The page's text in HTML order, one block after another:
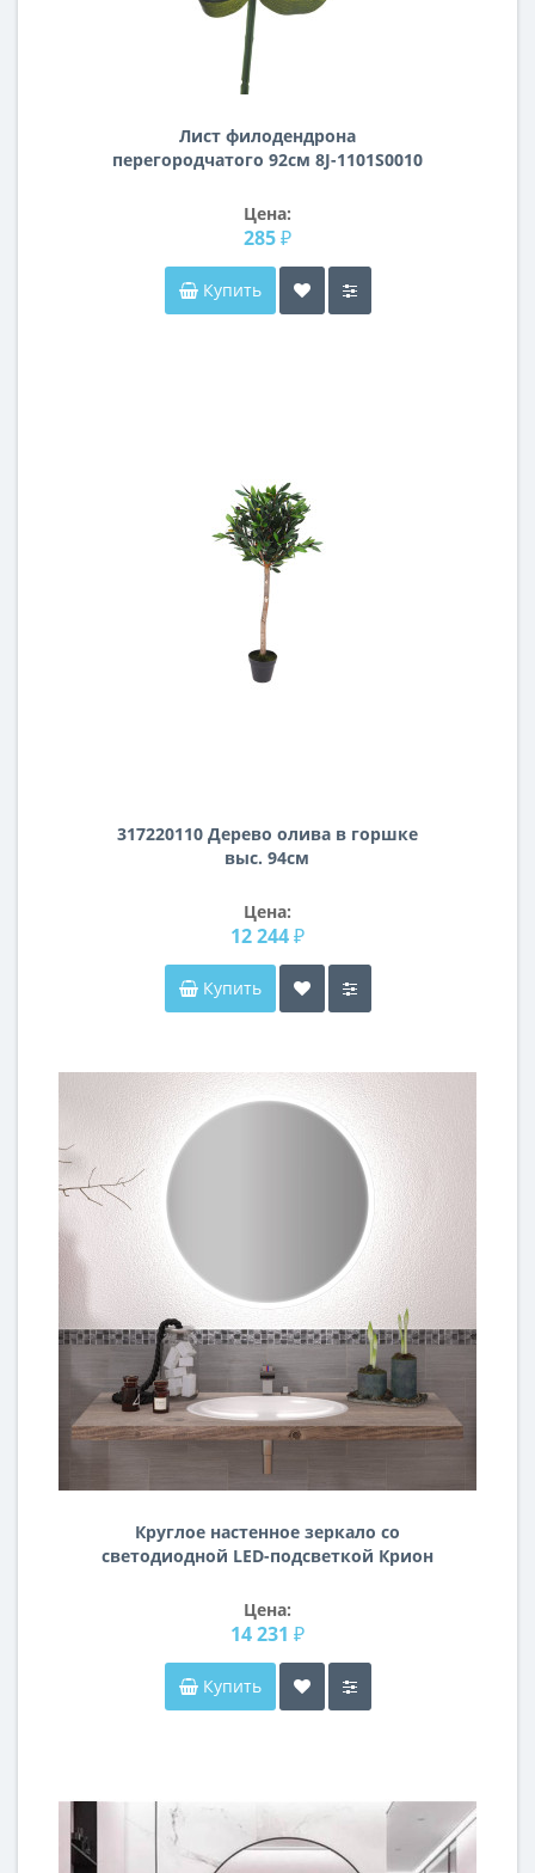
Лист филодендрона
перегородчатого 92см 8J-1101S0010
Цена:
285 ₽
Купить
317220110 Дерево олива в горшке
выс. 94см
Цена:
12 244 ₽
Купить
Круглое настенное зеркало со
светодиодной LED-подсветкой Крион
Цена:
14 231 ₽
Купить